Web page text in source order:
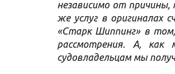
независимо от
же услуг в оригиналах
«Старк Шиппинг» в
рассмотрения. А, как
судовладельцам мы